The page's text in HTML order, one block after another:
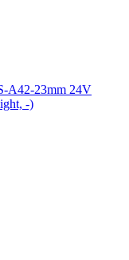
A42-23mm 24V
-)